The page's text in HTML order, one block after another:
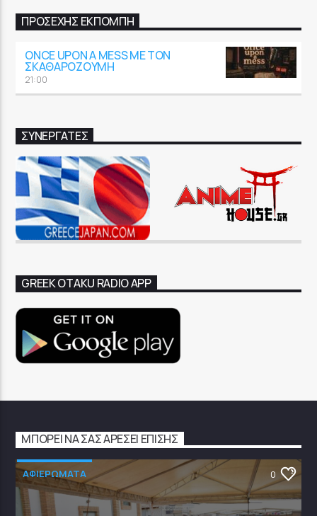
ΠΡΟΣΕΧΉΣ ΕΚΠΟΜΠΉ
ONCE UPON A MESS ΜΕ ΤΟΝ
ΣΚΑΘΑΡΟΖΟΎΜΗ
21:00
ΣΥΝΕΡΓΑΤΕΣ
GREEK OTAKU RADIO APP
ΜΠΟΡΕΊ ΝΑ ΣΑΣ ΑΡΈΣΕΙ ΕΠΊΣΗΣ
ΑΦΙΕΡΩΜΑΤΑ 0